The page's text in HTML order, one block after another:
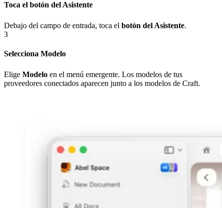
Toca el botón del Asistente
Debajo del campo de entrada, toca el botón del Asistente.
3
Selecciona Modelo
Elige Modelo en el menú emergente. Los modelos de tus
proveedores conectados aparecen junto a los modelos de Craft.